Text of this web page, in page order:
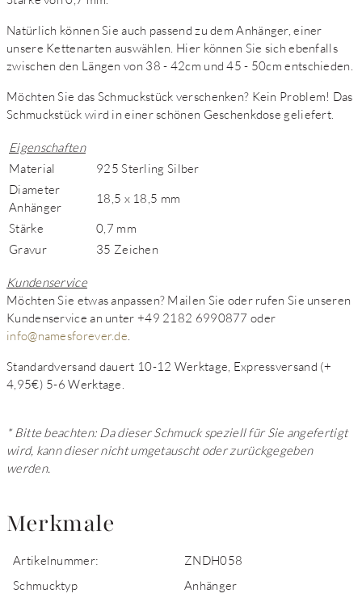
Natürlich können Sie auch passend zu dem Anhänger, einer
unsere Kettenarten auswählen. Hier können Sie sich ebenfalls
zwischen den Längen von 38 - 42cm und 45 - 50cm entschieden.
Möchten Sie das Schmuckstück verschenken? Kein Problem! Das
Schmuckstück wird in einer schönen Geschenkdose geliefert.
Eigenschaften
Material
925 Sterling Silber
Diameter
Anhänger
18,5 x 18,5 mm
Stärke
0,7 mm
Gravur
35 Zeichen
Kundenservice
Möchten Sie etwas anpassen? Mailen Sie oder rufen Sie unseren
Kundenservice an unter +49 2182 6990877 oder
info@namesforever.de
Standardversand dauert 10-12 Werktage, Expressversand (+
4,95€) 5-6 Werktage.
* Bitte beachten: Da dieser Schmuck speziell für Sie angefertigt
wird, kann dieser nicht umgetauscht oder zurückgegeben
werden.
Merkmale
Artikelnummer:
ZNDH058
Schmucktyp
Anhänger